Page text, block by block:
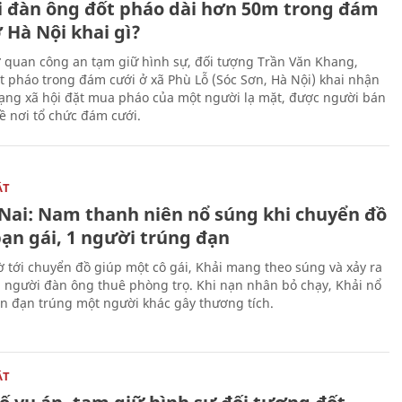
ông đốt pháo dài hơn 50m trong đám
Nội khai gì?
quan công an tạm giữ hình sự, đối tượng Trần Văn Khang,
pháo trong đám cưới ở xã Phù Lỗ (Sóc Sơn, Hà Nội) khai nhận
xã hội đặt mua pháo của một người lạ mặt, được người bán
nơi tổ chức đám cưới.
Nam thanh niên nổ súng khi chuyển đồ
gái, 1 người trúng đạn
tới chuyển đồ giúp một cô gái, Khải mang theo súng và xảy ra
người đàn ông thuê phòng trọ. Khi nạn nhân bỏ chạy, Khải nổ
đạn trúng một người khác gây thương tích.